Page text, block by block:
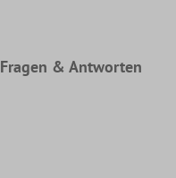
Fragen & Antworten